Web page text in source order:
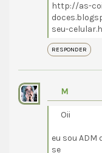
http://as-
seu-
RESPONDER
M
Oii
eu sou ADM
se